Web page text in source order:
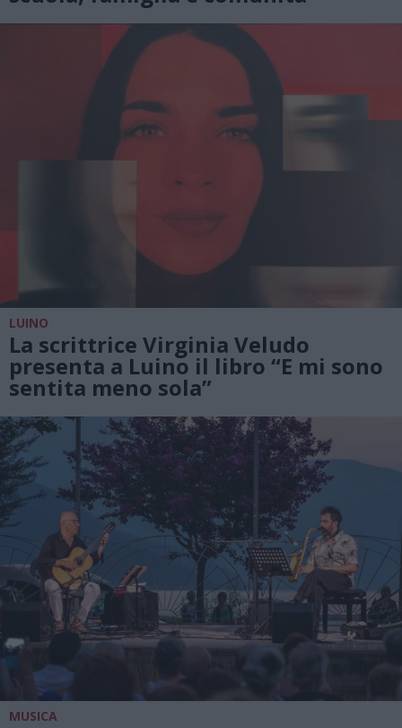
LUINO
La scrittrice Virginia Veludo
presenta a Luino il libro “E mi sono
sentita meno sola”
MUSICA